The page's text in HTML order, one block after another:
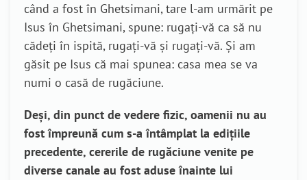
când a fost în Ghetsimani, tare l-am urmărit pe
Isus în Ghetsimani, spune: rugați-vă ca să nu
cădeți în ispită, rugați-vă și rugați-vă. Și am
găsit pe Isus că mai spunea: casa mea se va
numi o casă de rugăciune.
Deși, din punct de vedere fizic, oamenii nu au
fost împreună cum s-a întâmplat la edițiile
precedente, cererile de rugăciune venite pe
diverse canale au fost aduse înainte lui